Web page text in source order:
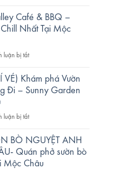
sang
trọng,
Chu
TRỌN
TÂM,
TRỌN
lúa
Suối
Hồ
mê
man
Mộc
Café & BBQ –
Nhất Tại Mộc
luận bị tắtở
Ngà
Valley
BBQ
Điểm
Đến
Chill
VÉ) Khám phá Vườn
Đi – Sunny Garden
luận bị tắtở
PHÍ
VÉ)
Khám
phá
BÒ NGUYỆT ANH
Quán phở sườn bò
Mộc Châu